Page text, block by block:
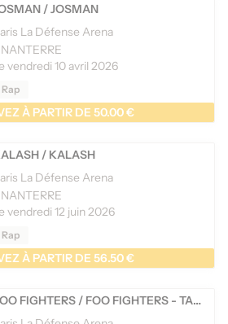
/JOSMAN
La Défense Arena
NANTERRE
vendredi 10 avril 2026
Rap
À PARTIR DE 50.00 €
/ KALASH
La Défense Arena
NANTERRE
vendredi 12 juin 2026
Rap
À PARTIR DE 56.50 €
FIGHTERS / FOO FIGHTERS - TAKE COVER TOUR 2026 - 1ÈRES PARTIES : INHALER + OTOBOKE BEAVER